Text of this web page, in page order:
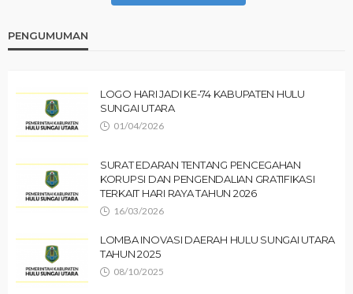
PENGUMUMAN
LOGO HARI JADI KE-74 KABUPATEN HULU
SUNGAI UTARA
01/04/2026
SURAT EDARAN TENTANG PENCEGAHAN
KORUPSI DAN PENGENDALIAN GRATIFIKASI
TERKAIT HARI RAYA TAHUN 2026
16/03/2026
LOMBA INOVASI DAERAH HULU SUNGAI UTARA
TAHUN 2025
08/10/2025